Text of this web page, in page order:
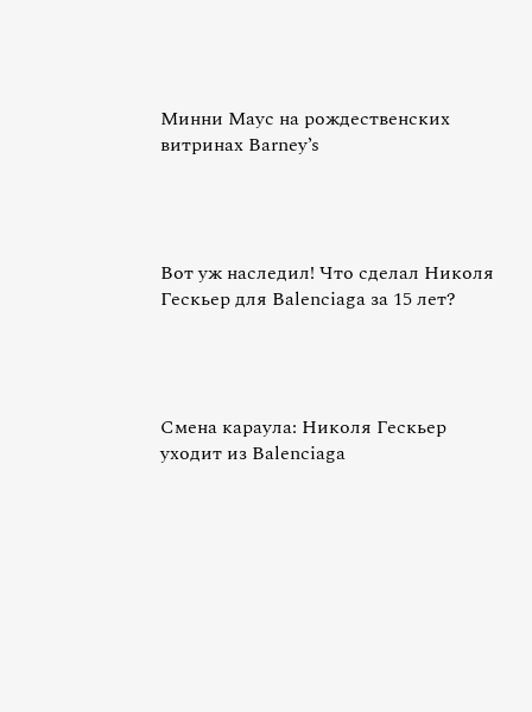
Минни Маус на рождественских
витринах Barney’s
Вот уж наследил! Что сделал Николя
Гескьер для Balenciaga за 15 лет?
Смена караула: Николя Гескьер
уходит из Balenciaga